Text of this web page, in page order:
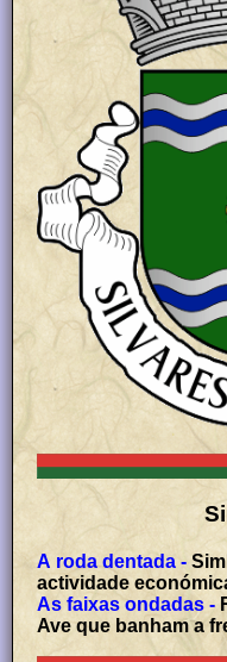
A roda dentada -
actividade
As faixas ondadas -
Ave que banham a